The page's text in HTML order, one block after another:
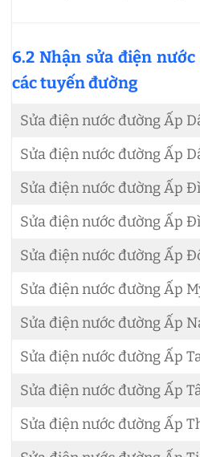
6.2 Nhận sửa điện
các tuyến đường
Sửa điện nước đường Ấp
Sửa điện nước đường Ấp
Sửa điện nước đường Ấp
Sửa điện nước đường Ấp
Sửa điện nước đường Ấp
Sửa điện nước đường Ấp
Sửa điện nước đường Ấp
Sửa điện nước đường Ấp
Sửa điện nước đường Ấp
Sửa điện nước đường Ấp